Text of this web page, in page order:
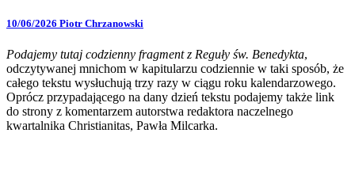
10/06/2026 Piotr Chrzanowski
Podajemy tutaj codzienny fragment z Reguły św. Benedykta,
odczytywanej mnichom w kapitularzu codziennie w taki sposób, że
całego tekstu wysłuchują trzy razy w ciągu roku kalendarzowego.
Oprócz przypadającego na dany dzień tekstu podajemy także link
do strony z komentarzem autorstwa redaktora naczelnego
kwartalnika Christianitas, Pawła Milcarka.